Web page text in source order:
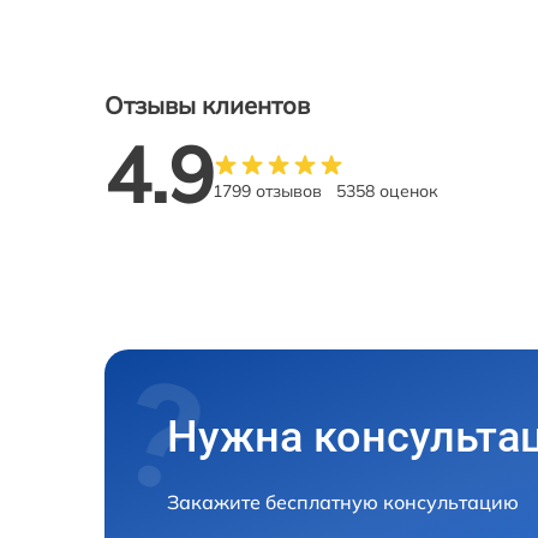
Отзывы клиентов
4.91799 отзывов 5358 оценок
Нужна
Закажите бесплатную консультацию